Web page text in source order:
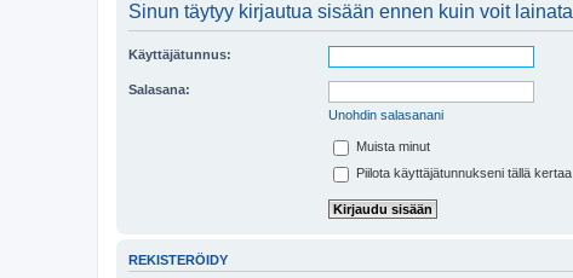
Sinun täytyy kirjautua sisään ennen kuin voit
Käyttäjätunnus:
Salasana:
Unohdin salasanani
Muista minut
Piilota käyttäjätunnukseni tällä kertaa
REKISTERÖIDY